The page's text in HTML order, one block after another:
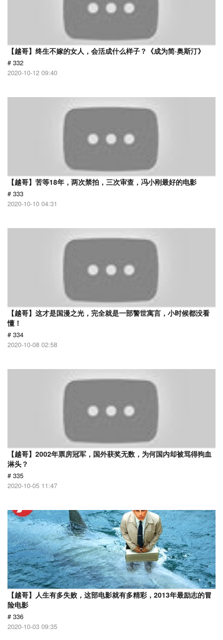
【越哥】终生不嫁的女人，会活成什么样子？《成为简·奥斯汀》
# 332
2020-10-12 09:40
【越哥】苦等18年，两次禁拍，三次审查，冯小刚最好的电影
# 333
2020-10-10 04:31
【越哥】这才是国漫之光，完全就是一部警世寓言，小时候都没看
懂！
# 334
2020-10-08 02:58
【越哥】2002年票房冠军，国外获奖无数，为何国内却被骂得狗血
淋头？
# 335
2020-10-05 11:47
【越哥】人生有多失败，这部电影就有多精彩，2013年最励志的冒
险电影
# 336
2020-10-03 09:35